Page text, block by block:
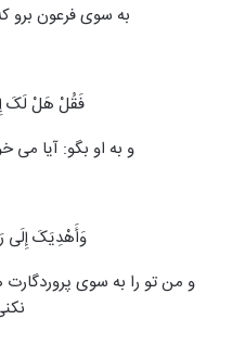
به سوی فرعون برو
فَقُلْ هَلْ لَکَ
و به او بگو: آیا می‏
وَأَهْدِیَکَ إِلَى
و من تو را به سوی